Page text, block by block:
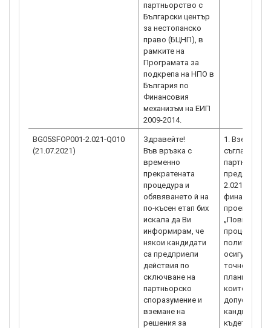
партньорство с
Български център
за нестопанско
право (БЦНП), в
рамките на
Програмата за
подкрепа на НПО в
България по
Финансовия
механизъм на ЕИП
2009-2014.
BG05SFOP001-2.021-Q010
(21.07.2021)
Здравейте!
Във връзка с
временно
прекратената
процедура и
обявяването й на
по-късен етап бих
искала да Ви
информирам, че
някои кандидати
са предприели
действия по
сключване на
партньорско
споразумение и
вземане на
решения за
1. Взети
съгласие
партньор в
2.021 за
финансова
проектни
процесите
политики и
точното и
които
допустими,
където ще